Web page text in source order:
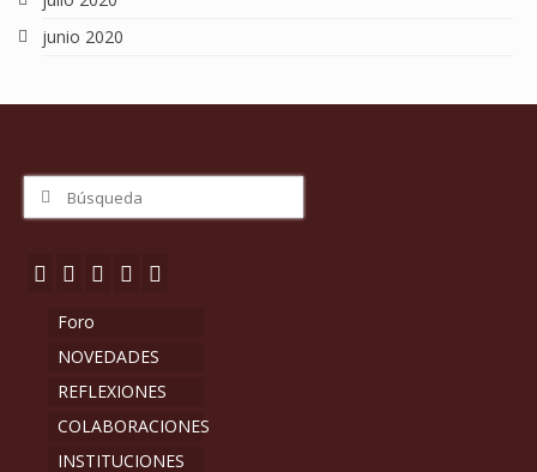
junio 2020
Buscar
Foro
NOVEDADES
REFLEXIONES
COLABORACIONES
INSTITUCIONES